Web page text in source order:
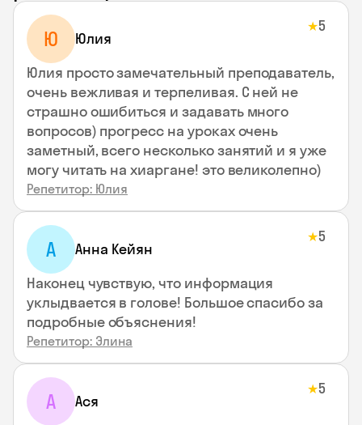
Ю Юлия
★5
Юлия просто замечательный преподаватель,
очень вежливая и терпеливая. С ней не
страшно ошибиться и задавать много
вопросов) прогресс на уроках очень
заметный, всего несколько занятий и я уже
могу читать на хиаргане! это великолепно)
Репетитор: Юлия
А Анна Кейян
★5
Наконец чувствую, что информация
уклыдвается в голове! Большое спасибо за
подробные объяснения!
Репетитор: Элина
А Ася
★5